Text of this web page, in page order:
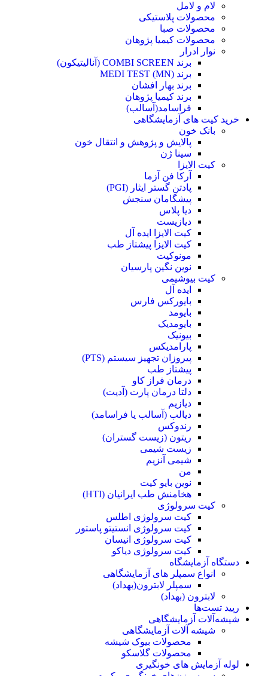
لام و لامل
محصولات پلاستیکی
محصولات صبا
محصولات کیمیا پژوهان
نوار ادرار
برند COMBI SCREEN (آنالیتیکون)
برند MEDI TEST (MN)
برند بهار افشان
برند کیمیا پژوهان
فراسامد(آسالب)
خرید کیت های آزمایشگاهی
بانک خون
پالایش و پژوهش و انتقال خون
سینا ژن
کیت الایزا
آرکا فن آزما
پادتن گستر ایثار (PGI)
پیشگامان سنجش
دیا پلاس
دیازیست
کیت الایزا ایده آل
کیت الایزا پیشتاز طب
مونوکیت
نوین نگین پارسیان
کیت بیوشیمی
ایده آل
بایورکس فارس
بایومد
بایومدیک
بیونیک
پارامدیکس
پیروزان تجهیز سیستم (PTS)
پیشتاز طب
درمان فراز کاو
دلتا درمان پارت (آدیت)
دیازیم
دیالب (آسالب یا فراسامد)
رندوکس
ریتون (زیست گستران)
زیست شیمی
شیمی آنزیم
من
نوین بایو کیت
هخامنش طب ایرانیان (HTI)
کیت سرولوژی
کیت سرولوژی اطلس
کیت سرولوژی انستیتو پاستور
کیت سرولوژی انیسان
کیت سرولوژی دیاکو
دستگاه آزمایشگاه
انواع سمپلر های آزمایشگاهی
سمپلر لابترون(بهداد)
لابترون (بهداد)
رپید تست‌ها
شیشه‌آلات آزمایشگاهی
شیشه آلات آزمایشگاهی
محصولات بیوک شیشه
محصولات گلاسکو
لوله آزمایش های خونگیری